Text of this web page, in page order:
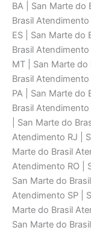
BA | San Marte do
Brasil
ES | San Marte do
Brasil
MT | San Marte
Brasil
PA | San Marte do
Brasil
| San Marte do
Atendimento RJ |
Marte do Brasil
Atendimento RO |
San Marte do
Atendimento SP |
Marte do Brasil
San Marte do